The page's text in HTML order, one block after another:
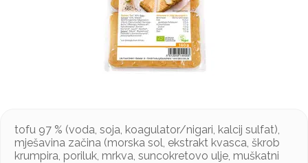
tofu 97 % (voda, soja, koagulator/nigari, kalcij sulfat),
mješavina začina (morska sol, ekstrakt kvasca, škrob
krumpira, poriluk, mrkva, suncokretovo ulje, muškatni